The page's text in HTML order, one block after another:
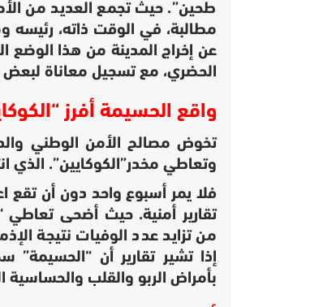
طحين”. حيث تجمع العديد من
مطالبة، في الوقت ذاته، رئيسه
عن إخراج المدينة من هذا الوضع
الحضري، مع تسجيل معاناة لبعض
واقع الحسيمة أفرز
تخوض مصالح الأمن الوطني
وتعاطي مخدر”الكوكايين”. الذي
فلا يمر أسبوع واحد دون أن
تقارير أمنية. حيث أضحى
من تزايد عدد الوفيات نتيجة
إذا تشير تقارير أن
بأمراض الربو والقلب والحساسية